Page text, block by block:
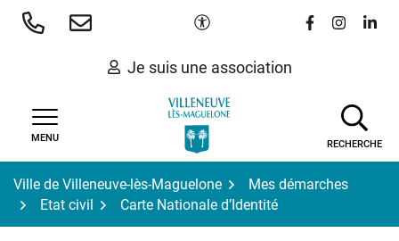
Aller
Paramètres d'accessibilité
Lien vers le
Lien vers
Lien
Je suis une association
MENU
RECHERCHE
Ville de Villeneuve-lès-Maguelone
Mes démarches
Etat civil
Carte Nationale d’Identité